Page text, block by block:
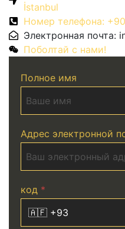
İstanbul
Номер телефона:
Электронная почта:
Поболтай с нами!
Полное имя
Адрес электронной
код *